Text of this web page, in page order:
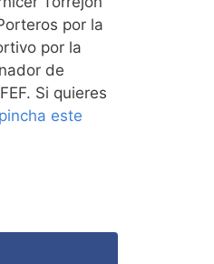
por la
por la
de
Si quieres
pincha este